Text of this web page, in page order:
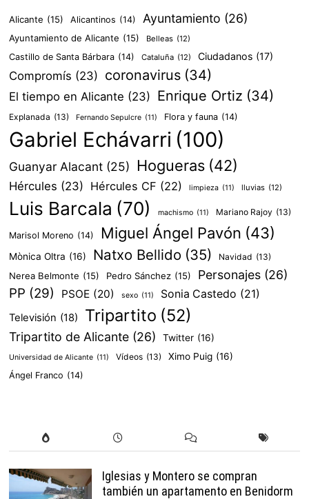
Alicante (15) Alicantinos (14) Ayuntamiento (26)
Ayuntamiento de Alicante (15) Belleas (12)
Castillo de Santa Bárbara (14) Cataluña (12) Ciudadanos (17)
Compromís (23) coronavirus (34)
El tiempo en Alicante (23) Enrique Ortiz (34)
Explanada (13) Fernando Sepulcre (11) Flora y fauna (14)
Gabriel Echávarri (100)
Guanyar Alacant (25) Hogueras (42)
Hércules (23) Hércules CF (22) limpieza (11) lluvias (12)
Luis Barcala (70) machismo (11) Mariano Rajoy (13)
Marisol Moreno (14) Miguel Ángel Pavón (43)
Mònica Oltra (16) Natxo Bellido (35) Navidad (13)
Nerea Belmonte (15) Pedro Sánchez (15) Personajes (26)
PP (29) PSOE (20) sexo (11) Sonia Castedo (21)
Televisión (18) Tripartito (52)
Tripartito de Alicante (26) Twitter (16)
Universidad de Alicante (11) Vídeos (13) Ximo Puig (16)
Ángel Franco (14)
Iglesias y Montero se compran
también un apartamento en Benidorm